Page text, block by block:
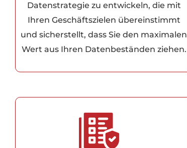
Datenstrategie zu entwickeln, die mit
Ihren Geschäftszielen übereinstimmt
und sicherstellt, dass Sie den maximalen
Wert aus Ihren Datenbeständen ziehen.